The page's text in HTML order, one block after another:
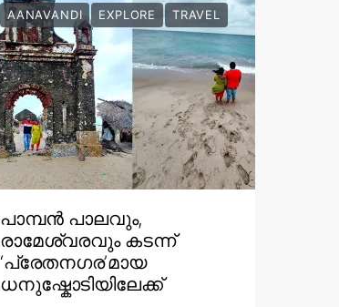
AANAVANDI EXPLORE TRAVEL
പാമ്പൻ പാലവും,
രാമേശ്വരവും കടന്ന്
‘പ്രേതനഗര’മായ
ധനുഷ്കോടിയിലേക്ക്